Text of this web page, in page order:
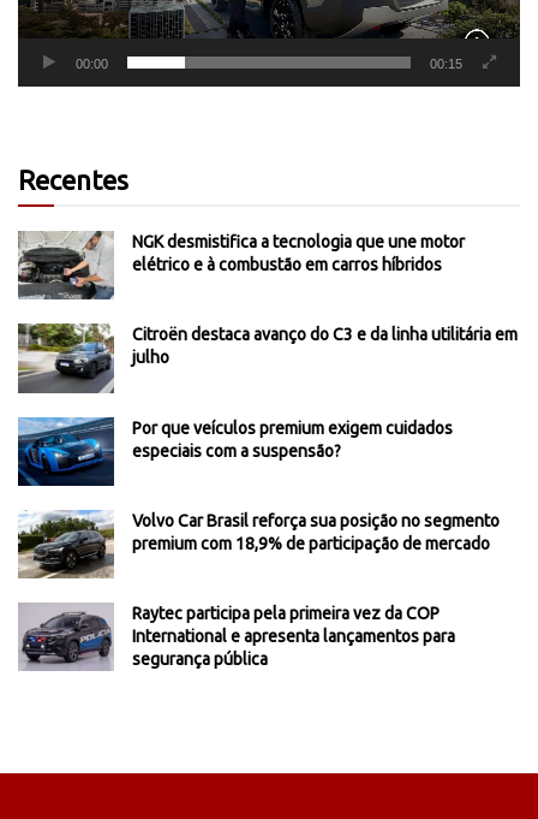
00:00 00:15
Recentes
NGK desmistifica a tecnologia que une motor
elétrico e à combustão em carros híbridos
Citroën destaca avanço do C3 e da linha utilitária em
julho
Por que veículos premium exigem cuidados
especiais com a suspensão?
Volvo Car Brasil reforça sua posição no segmento
premium com 18,9% de participação de mercado
Raytec participa pela primeira vez da COP
International e apresenta lançamentos para
segurança pública